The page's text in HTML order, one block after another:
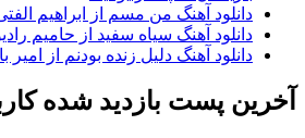
دانلود آهنگ من مسم از ابراهیم
دانلود آهنگ سیاه سفید از حامیم
دانلود آهنگ دلیل زنده بودنم از امیر
آخرین پست بازدید شده